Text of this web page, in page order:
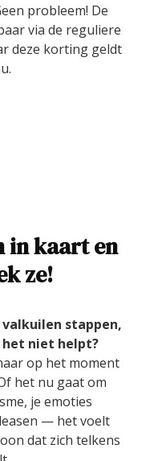
probleem! De
via de reguliere
deze korting geldt
in kaart en
ze!
stappen,
niet helpt?
op het moment
het nu gaat om
je emoties
— het voelt
dat zich telkens